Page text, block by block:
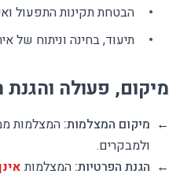
הבטחת תקינות התפעול
תיעוד, בחינה וניתוח של
מיקום, פעולה והגנת
← מיקום המצלמות: המצלמות
ולמבקרים.
← הגנת הפרטיות: המצלמות